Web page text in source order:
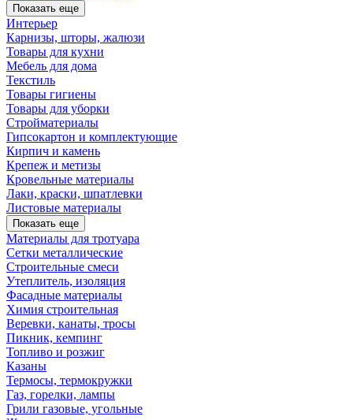
Показать еще
Интерьер
Карнизы, шторы, жалюзи
Товары для кухни
Мебель для дома
Текстиль
Товары гигиены
Товары для уборки
Стройматериалы
Гипсокартон и комплектующие
Кирпич и камень
Крепеж и метизы
Кровельные материалы
Лаки, краски, шпатлевки
Листовые материалы
Показать еще
Материалы для тротуара
Сетки металлические
Строительные смеси
Утеплитель, изоляция
Фасадные материалы
Химия строительная
Веревки, канаты, тросы
Пикник, кемпинг
Топливо и розжиг
Казаны
Термосы, термокружки
Газ, горелки, лампы
Грили газовые, угольные